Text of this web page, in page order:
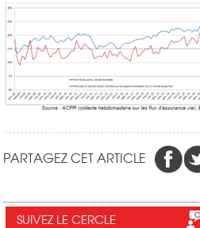
PARTAGEZ CET ARTICLE
SUIVEZ LE CERCLE